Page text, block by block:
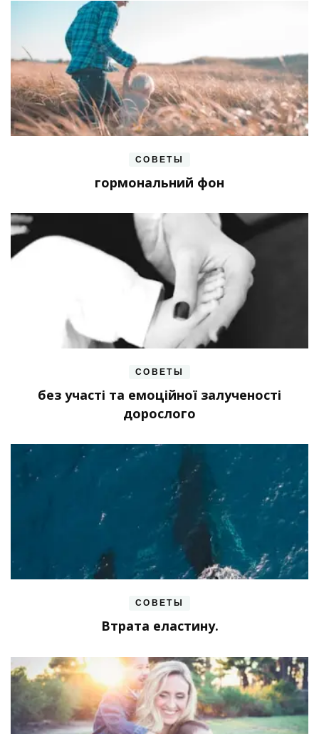
СОВЕТЫ
гормональний фон
СОВЕТЫ
без участі та емоційної залученості
дорослого
СОВЕТЫ
Втрата еластину.